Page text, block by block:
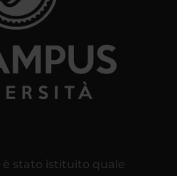
è stato istituito quale